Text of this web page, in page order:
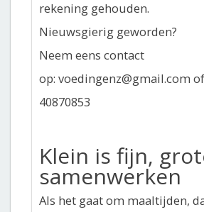
rekening gehouden.
Nieuwsgierig geworden?
Neem eens contact
op: voedingenz@gmail.com
40870853
Klein is fijn,
samenwerken
Als het gaat om maaltijden,